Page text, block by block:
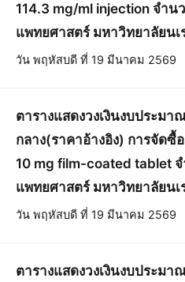
114.3 mg/ml injection จำ
แพทยศาสตร์ มหาวิทยาลัยน
วัน พฤหัสบดี ที่ 19 มีนาคม 2569
ตารางแสดงวงเงินงบประม
กลาง(ราคาอ้างอิง) การจัด
10 mg film-coated tablet
แพทยศาสตร์ มหาวิทยาลัยน
วัน พฤหัสบดี ที่ 19 มีนาคม 2569
ตารางแสดงวงเงินงบประม